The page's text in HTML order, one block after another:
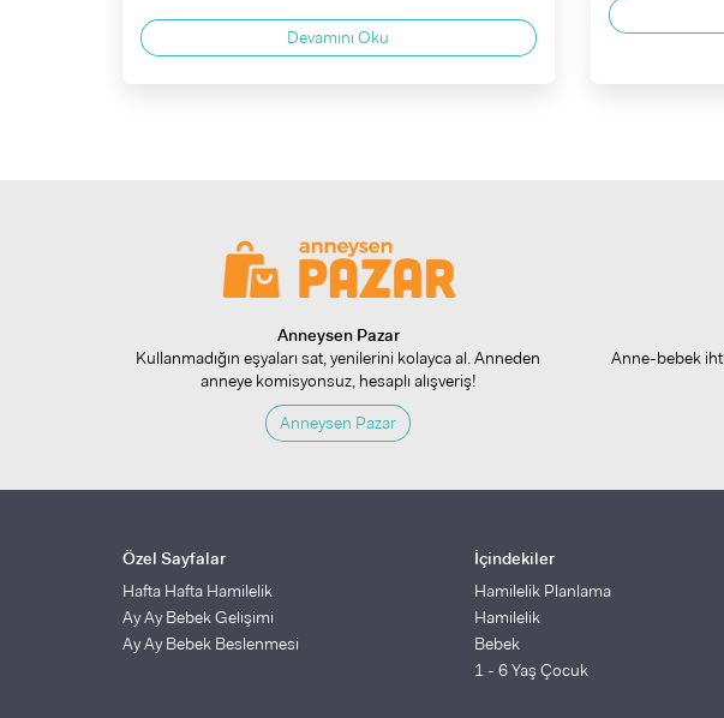
Devamını Oku
Anneysen Pazar
Kullanmadığın eşyaları sat, yenilerini kolayca al. Anneden
anneye komisyonsuz, hesaplı alışveriş!
Anneysen Pazar
Anne-bebek
Özel Sayfalar
Hafta Hafta Hamilelik
Ay Ay Bebek Gelişimi
Ay Ay Bebek Beslenmesi
İçindekiler
Hamilelik Planlama
Hamilelik
Bebek
1 - 6 Yaş Çocuk